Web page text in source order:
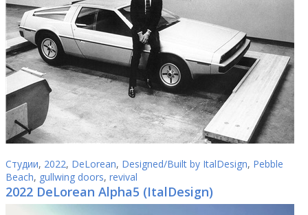
Студии, 2022, DeLorean, Designed/Built by ItalDesign, Pebble
Beach, gullwing doors, revival
2022 DeLorean Alpha5 (ItalDesign)